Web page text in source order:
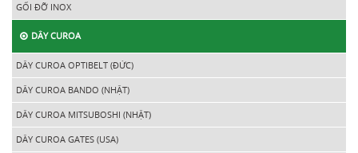
GỐI ĐỠ INOX
DÂY CUROA
DÂY CUROA OPTIBELT (ĐỨC)
DÂY CUROA BANDO (NHẬT)
DÂY CUROA MITSUBOSHI (NHẬT)
DÂY CUROA GATES (USA)